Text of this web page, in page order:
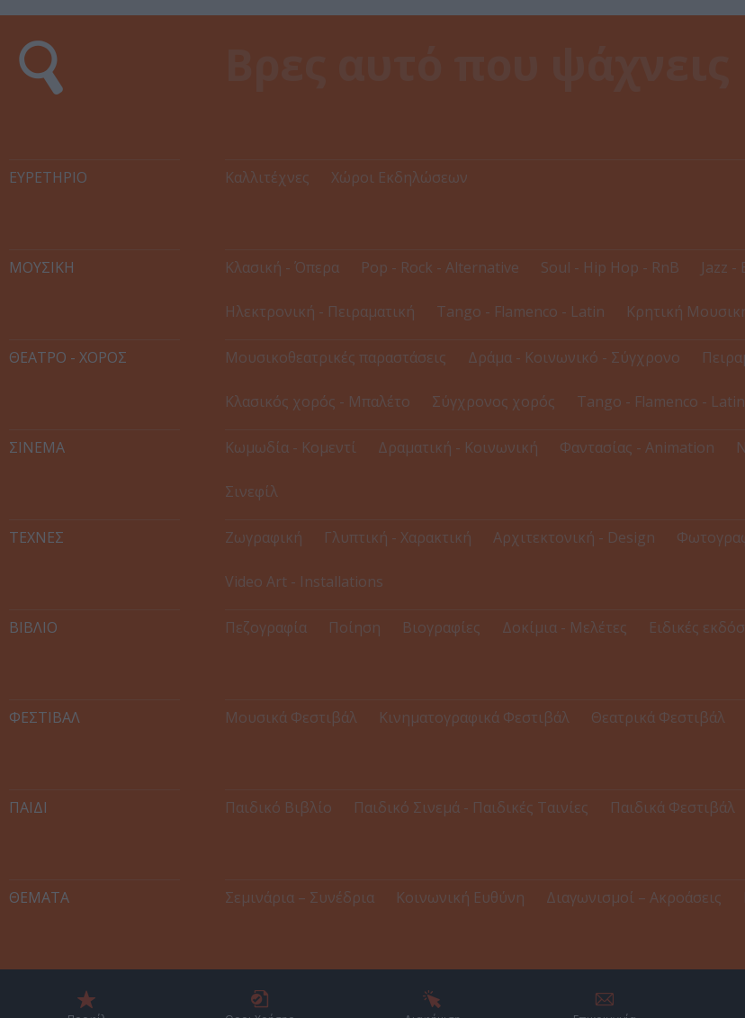
ΕΥΡΕΤΉΡΙΟ Καλλιτέχνες Χώροι Εκδηλώσεων
ΜΟΥΣΙΚΗ Κλασική - Όπερα Pop - Rock - Alternative Soul - Hip Hop - RnB Jazz -
Ηλεκτρονική - Πειραματική Tango - Flamenco - Latin Κρητική
ΘΕΑΤΡΟ - ΧΟΡΟΣ Μουσικοθεατρικές παραστάσεις Δράμα - Κοινωνικό - Σύγχρονο
Κλασικός χορός - Μπαλέτο Σύγχρονος χορός Tango - Flamenco - Latin
ΣΙΝΕΜΑ Κωμωδία - Κομεντί Δραματική - Κοινωνική Φαντασίας - Animation
Σινεφίλ
ΤΕΧΝΕΣ Ζωγραφική Γλυπτική - Χαρακτική Αρχιτεκτονική - Design
Video Art - Installations
ΒΙΒΛΙΟ Πεζογραφία Ποίηση Βιογραφίες Δοκίμια - Μελέτες Ειδικές
ΦΕΣΤΙΒΑΛ Μουσικά Φεστιβάλ Κινηματογραφικά Φεστιβάλ Θεατρικά Φεστιβάλ
ΠΑΙΔΙ Παιδικό Βιβλίο Παιδικό Σινεμά - Παιδικές Ταινίες Παιδικά Φεστιβάλ
ΘΕΜΑΤΑ Σεμινάρια – Συνέδρια Κοινωνική Ευθύνη Διαγωνισμοί – Ακροάσεις